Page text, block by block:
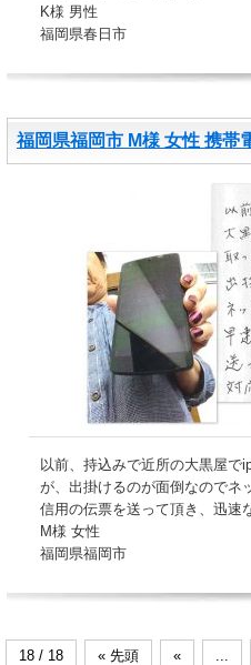
K様 男性
福岡県春日市
福岡県福岡市 M様 女性 携帯
以前、持込みで近所の大黒屋で
が、出掛けるのが面倒なのでネ
信用の伝票を送って頂き、迅速
M様 女性
福岡県福岡市
18 / 18 « 先頭 «